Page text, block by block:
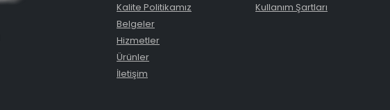
Kalite Politikamız
Belgeler
Hizmetler
Ürünler
İletişim
Kullanım Şartları